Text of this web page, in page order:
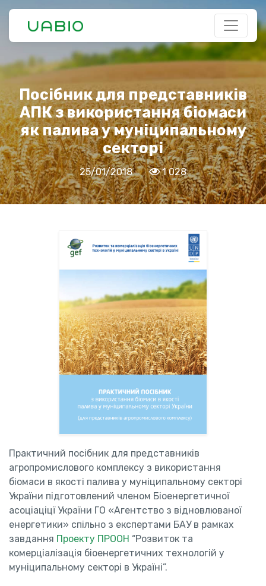
Посібник для представників
АПК з використання біомаси
як палива у муніципальному
секторі
25/01/2018 1 028
Практичний посібник для представників
агропромислового комплексу з використання
біомаси в якості палива у муніципальному секторі
України підготовлений членом Біоенергетичної
асоціаціцї України ГО «Агентство з відновлюваної
енергетики» спільно з експертами БАУ в рамках
завдання Проекту ПРООН “Розвиток та
комерціалізація біоенергетичних технологій у
муніципальному секторі в Україні”.